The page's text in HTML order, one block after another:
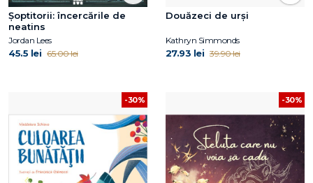
Şoptitorii: încercările de
neatins
Jordan Lees
45.5 lei 65.00 lei
Douăzeci de urși
Kathryn Simmonds
27.93 lei 39.90 lei
-30% -30%